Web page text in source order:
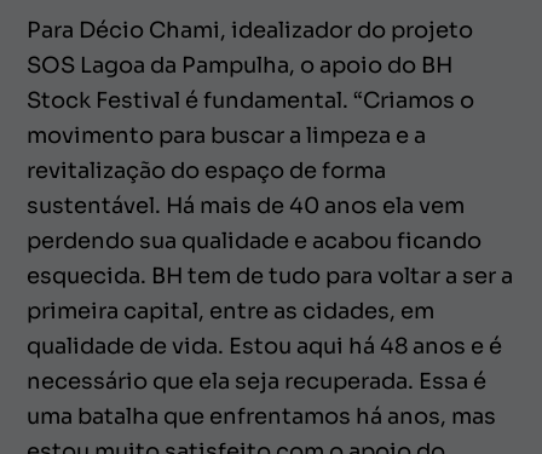
Para Décio Chami, idealizador do projeto
SOS Lagoa da Pampulha, o apoio do BH
Stock Festival é fundamental. “Criamos o
movimento para buscar a limpeza e a
revitalização do espaço de forma
sustentável. Há mais de 40 anos ela vem
perdendo sua qualidade e acabou ficando
esquecida. BH tem de tudo para voltar a ser a
primeira capital, entre as cidades, em
qualidade de vida. Estou aqui há 48 anos e é
necessário que ela seja recuperada. Essa é
uma batalha que enfrentamos há anos, mas